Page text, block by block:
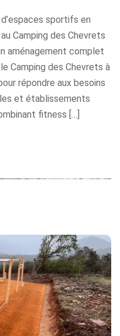
sportifs en
Camping des Chevrets
aménagement complet
Camping des Chevrets à
répondre aux besoins
et établissements
fitness […]